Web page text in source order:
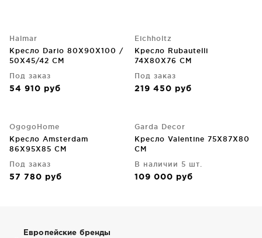
Halmar
Кресло Dario 80X90X100 /
50X45/42 CM
Под заказ
54 910 руб
Eichholtz
Кресло Rubautelli
74X80X76 CM
Под заказ
219 450 руб
OgogoHome
Кресло Amsterdam
86X95X85 CM
Под заказ
57 780 руб
Garda Decor
Кресло Valentine 75X87X80
CM
В наличии 5 шт.
109 000 руб
Европейские бренды